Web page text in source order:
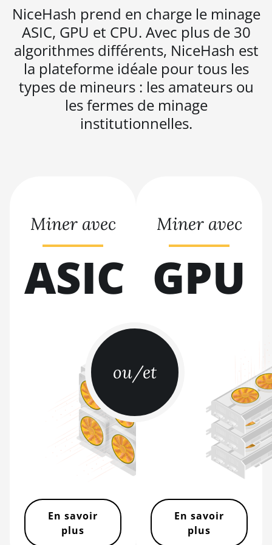
K5
BITMAIN AntMiner
K7
BITMAIN AntMiner
KA3
BITMAIN AntMiner
KS3 (8.3TH)
KS5 Pro
BITMAIN AntMiner
KS7
BITMAIN AntMiner
L11 (20Gh)
L11 Hyd. 2U (33Gh)
BITMAIN AntMiner
L11 Hyd. 6U (33Gh)
BITMAIN AntMiner
L11 Pro (21Gh)
BITMAIN AntMiner
BITMAIN AntMiner
BITMAIN AntMiner
NiceHash prend en charge le minage
ASIC, GPU et CPU. Avec plus de 30
algorithmes différents, NiceHash est
la plateforme idéale pour tous les
types de mineurs : les amateurs ou
les fermes de minage
institutionnelles.
ou/et
Miner avec
ASIC
En savoir
plus
Miner avec
GPU
En savoir
plus